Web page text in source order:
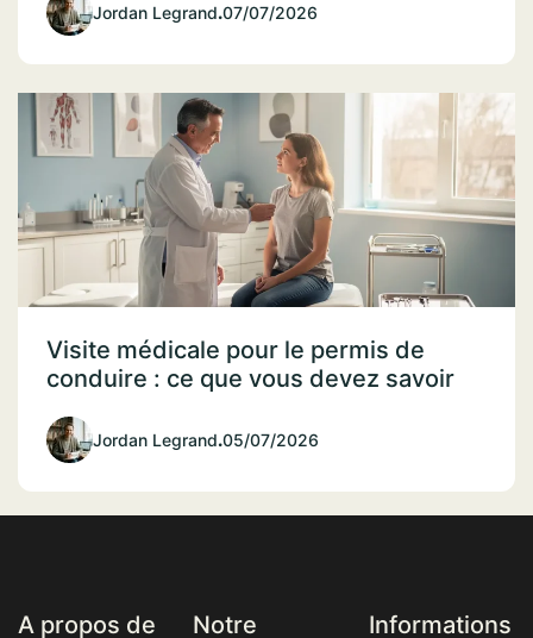
Jordan Legrand.07/07/2026
Visite médicale pour le permis de
conduire : ce que vous devez savoir
Jordan Legrand.05/07/2026
A propos de Notre Informations